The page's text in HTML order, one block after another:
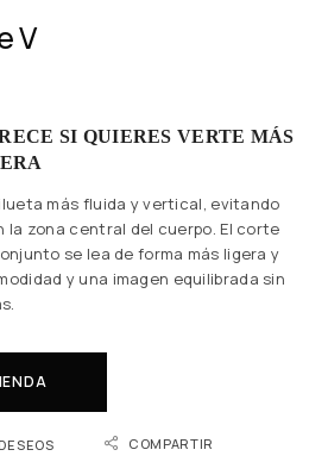
V
SI QUIERES VERTE MÁS
más fluida y vertical, evitando
la zona central del cuerpo. El corte
se lea de forma más ligera y
y una imagen equilibrada sin
COMPARTIR